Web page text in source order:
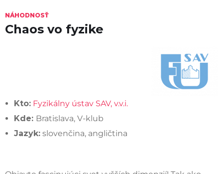
NÁHODNOSŤ
Chaos vo fyzike
Kto: Fyzikálny ústav SAV, v.v.i.
Kde: Bratislava, V-klub
Jazyk: slovenčina, angličtina